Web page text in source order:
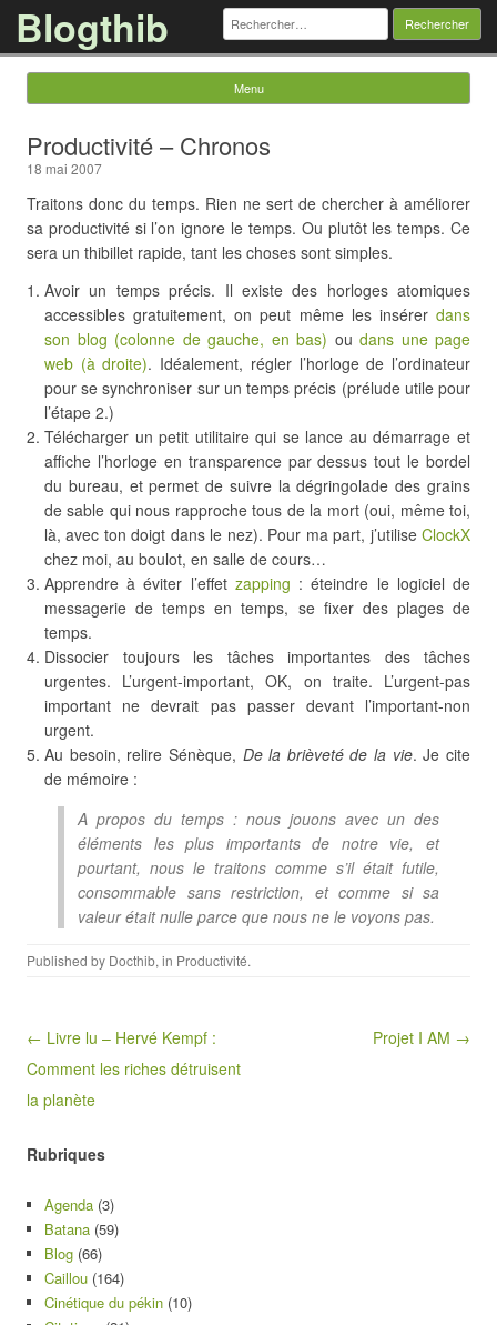
Blogthib Rechercher :
Menu
Productivité – Chronos
18 mai 2007
Traitons donc du temps. Rien ne sert de chercher à améliorer
sa productivité si l’on ignore le temps. Ou plutôt les temps. Ce
sera un thibillet rapide, tant les choses sont simples.
Avoir un temps précis. Il existe des horloges atomiques
accessibles gratuitement, on peut même les insérer dans
son blog (colonne de gauche, en bas) ou dans une page
web (à droite). Idéalement, régler l’horloge de l’ordinateur
pour se synchroniser sur un temps précis (prélude utile pour
l’étape 2.)
Télécharger un petit utilitaire qui se lance au démarrage et
affiche l’horloge en transparence par dessus tout le bordel
du bureau, et permet de suivre la dégringolade des grains
de sable qui nous rapproche tous de la mort (oui, même toi,
là, avec ton doigt dans le nez). Pour ma part, j’utilise ClockX
chez moi, au boulot, en salle de cours…
Apprendre à éviter l’effet zapping : éteindre le logiciel de
messagerie de temps en temps, se fixer des plages de
temps.
Dissocier toujours les tâches importantes des tâches
urgentes. L’urgent-important, OK, on traite. L’urgent-pas
important ne devrait pas passer devant l’important-non
urgent.
Au besoin, relire Sénèque, De la brièveté de la vie. Je cite
de mémoire :
A propos du temps : nous jouons avec un des
éléments les plus importants de notre vie, et
pourtant, nous le traitons comme s’il était futile,
consommable sans restriction, et comme si sa
valeur était nulle parce que nous ne le voyons pas.
Published by Docthib, in Productivité.
Post navigation
← Livre lu – Hervé Kempf :
Comment les riches détruisent
la planète
Projet I AM →
Rubriques
Agenda (3)
Batana (59)
Blog (66)
Caillou (164)
Cinétique du pékin (10)